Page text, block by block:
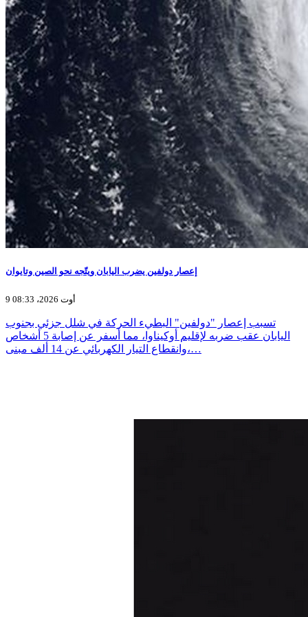
إعصار دولفين يضرب اليابان ويتّجه نحو الصين وتايوان
9 أوت 2026، 08:33
تسبب إعصار "دولفين" البطيء الحركة في شلل جزئي بجنوب
اليابان عقب ضربه لإقليم أوكيناوا، مما أسفر عن إصابة 5 أشخاص
وانقطاع التيار الكهربائي عن 14 ألف مبنى،…